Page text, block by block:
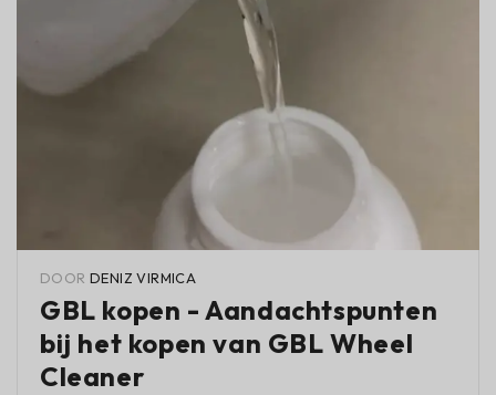
DOOR DENIZ VIRMICA
GBL kopen - Aandachtspunten
bij het kopen van GBL Wheel
Cleaner